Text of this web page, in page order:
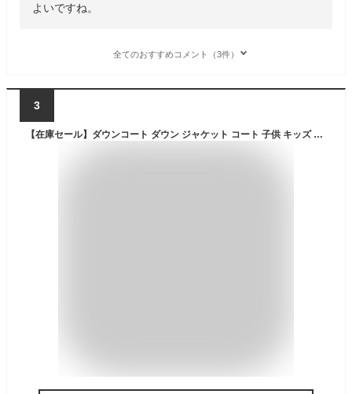
よいですね。
全てのおすすめコメント（3件）
3
【在庫セール】ダウンコート ダウン ジャケット コート 子供 キッズ ジャケット 女の子 男の子 アウター コート フード付き 子供服 子ども服 オーバー ダウン ジャケット ベビー 防寒 冬服 コート 冬 送料無料